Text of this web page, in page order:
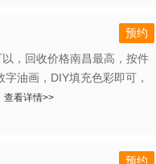
，回收价格南昌最高，按件
油画，DIY填充色彩即可，
查看详情>>
预约
预约